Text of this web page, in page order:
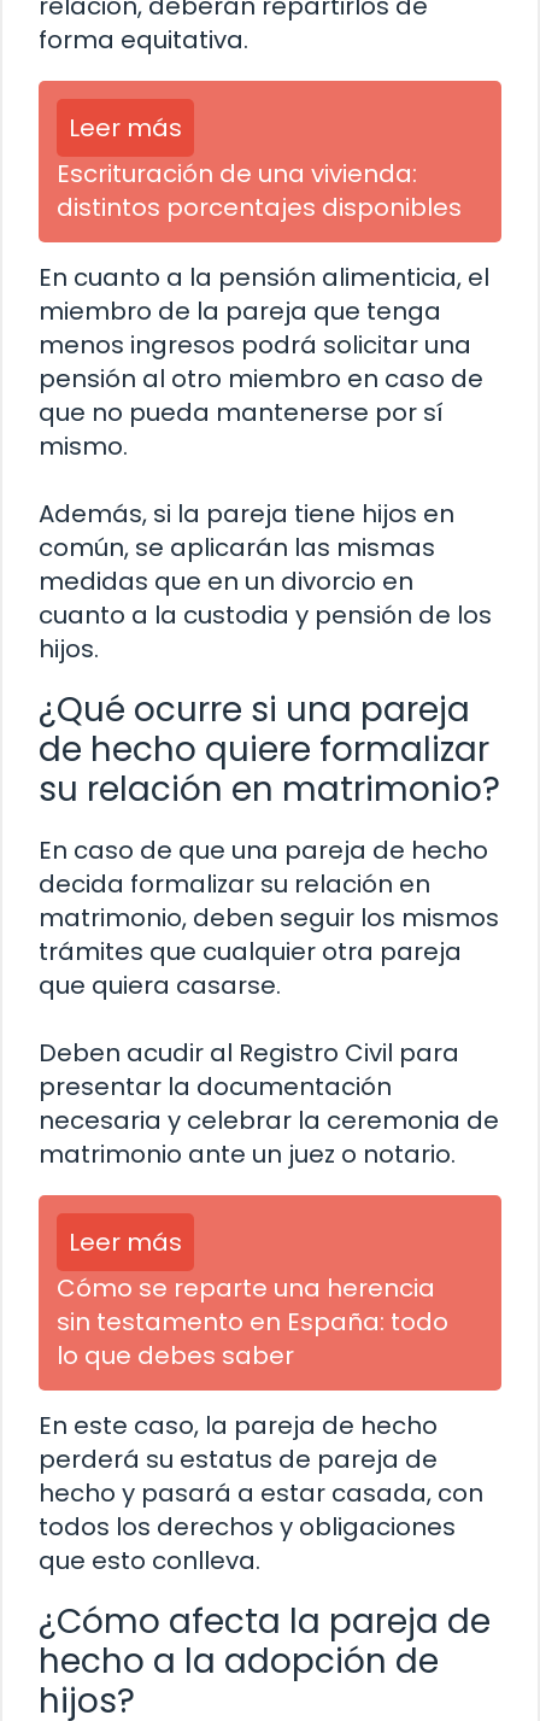
forma equitativa.
Leer más
Escrituración de una vivienda:
distintos porcentajes disponibles
En cuanto a la pensión alimenticia, el
miembro de la pareja que tenga
menos ingresos podrá solicitar una
pensión al otro miembro en caso de
que no pueda mantenerse por sí
mismo.
Además, si la pareja tiene hijos en
común, se aplicarán las mismas
medidas que en un divorcio en
cuanto a la custodia y pensión de los
hijos.
¿Qué ocurre si una pareja
de hecho quiere formalizar
su relación en matrimonio?
En caso de que una pareja de hecho
decida formalizar su relación en
matrimonio, deben seguir los mismos
trámites que cualquier otra pareja
que quiera casarse.
Deben acudir al Registro Civil para
presentar la documentación
necesaria y celebrar la ceremonia de
matrimonio ante un juez o notario.
Leer más
Cómo se reparte una herencia
sin testamento en España: todo
lo que debes saber
En este caso, la pareja de hecho
perderá su estatus de pareja de
hecho y pasará a estar casada, con
todos los derechos y obligaciones
que esto conlleva.
¿Cómo afecta la pareja de
hecho a la adopción de
hijos?